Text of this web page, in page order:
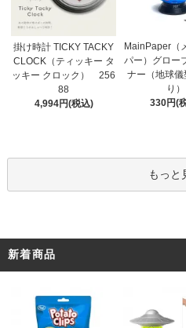
掛け時計 TICKY TACKY
CLOCK（ティッキー タ
ッキー クロック） 256
88
4,994円(税込)
MainPaper（
パー）グロー
ナー（地球儀
り）
330円(
もっと
新着商品